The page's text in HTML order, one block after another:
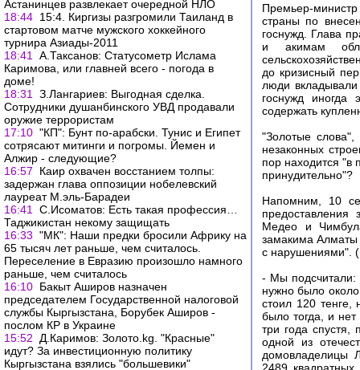
Астанинцев развлекает очередной НЛО
18:44 15:4. Киргизы разгромили Таиланд в
стартовом матче мужского хоккейного
турнира Азиады-2011
18:41
А.Таксанов: Статусометр Ислама
Каримова, или главней всего - погода в
доме!
18:31
З.Лангариев: Выгодная сделка.
Сотрудники душанбинского УВД продавали
оружие террористам
17:10 "КП": Бунт по-арабски. Тунис и Египет
сотрясают митинги и погромы. Йемен и
Алжир - следующие?
16:57
Каир охвачен восстанием толпы:
задержан глава оппозиции нобелевский
лауреат М.эль-Барадеи
16:41
С.Исоматов: Есть такая профессия…
Таджикистан некому защищать
16:33 "МК": Наши предки бросили Африку на
65 тысяч лет раньше, чем считалось.
Переселение в Евразию произошло намного
раньше, чем считалось
16:10 Бакыт Аширов назначен
председателем Государственной налоговой
службы Кыргызстана, Борубек Аширов -
послом КР в Украине
15:52
Д.Каримов: Золото.kg. "Красные"
идут? За инвестиционную политику
Кыргызстана взялись "большевики"
Премьер-
страны по
госнужд. Глава
и акимам
до кризисный
люди
госнужд
содержать
"Золотые
незаконных
пор находится "в
принудительно"?
Напомним, 10
Медео и
замакима Алматы
с нарушениями".
- Мы подсчитали:
нужно было
стоил 120 тенге,
было тогда, и
три года
одной из
домовладелицы